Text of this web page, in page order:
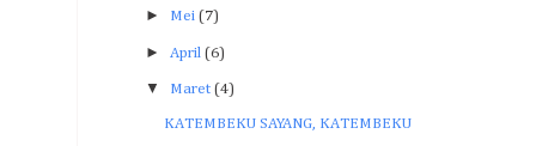
► Mei (7)
► April (6)
▼ Maret (4)
KATEMBEKU SAYANG, KATEMBEKU